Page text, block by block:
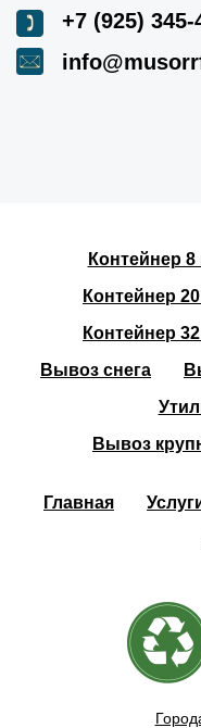
+7 (925) 345-
Контейнер 8
Контейнер
Контейнер
Вывоз снега
Вывоз
Главная